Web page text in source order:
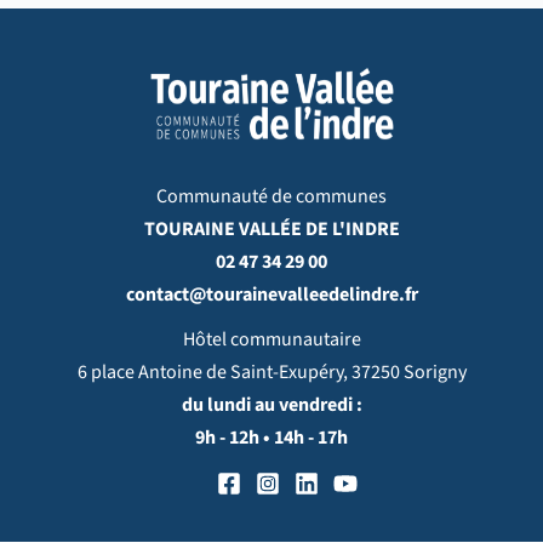
Communauté de communes
TOURAINE VALLÉE DE L'INDRE
02 47 34 29 00
contact@tourainevalleedelindre.fr
Hôtel communautaire
6 place Antoine de Saint-Exupéry, 37250 Sorigny
du lundi au vendredi :
9h - 12h • 14h - 17h